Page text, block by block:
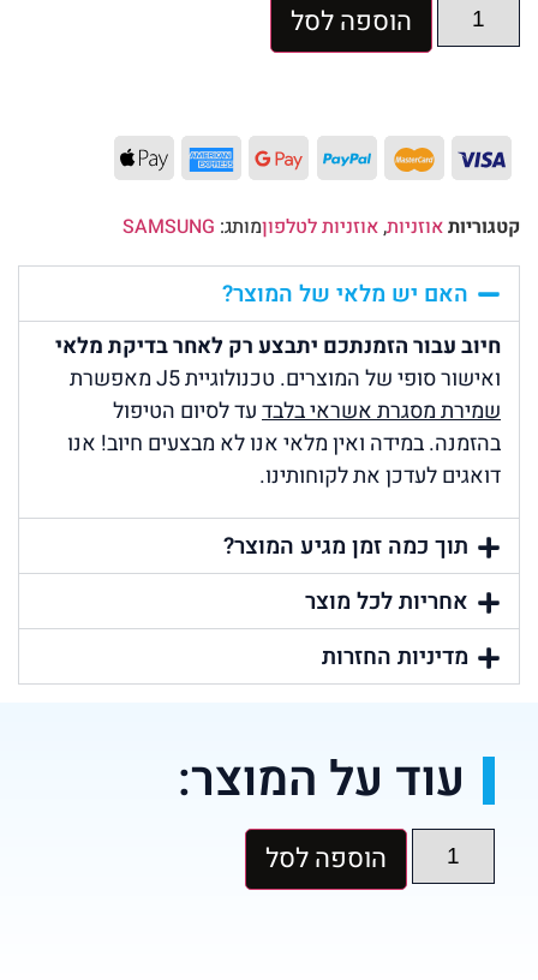
הוספה לסל
קטגוריותאוזניות,אוזניות לטלפוןמותג: SAMSUNG
האם יש מלאי של המוצר?
חיוב עבור הזמנתכם יתבצע רק לאחר בדיקת מלאי
ואישור סופי של המוצרים. טכנולוגיית J5 מאפשרת
שמירת מסגרת אשראי בלבדעד לסיום הטיפול
בהזמנה. במידה ואין מלאי אנו לא מבצעים חיוב! אנו
דואגים לעדכן את לקוחותינו.
תוך כמה זמן מגיע המוצר?
אחריות לכל מוצר
מדיניות החזרות
עוד על המוצר:
הוספה לסל